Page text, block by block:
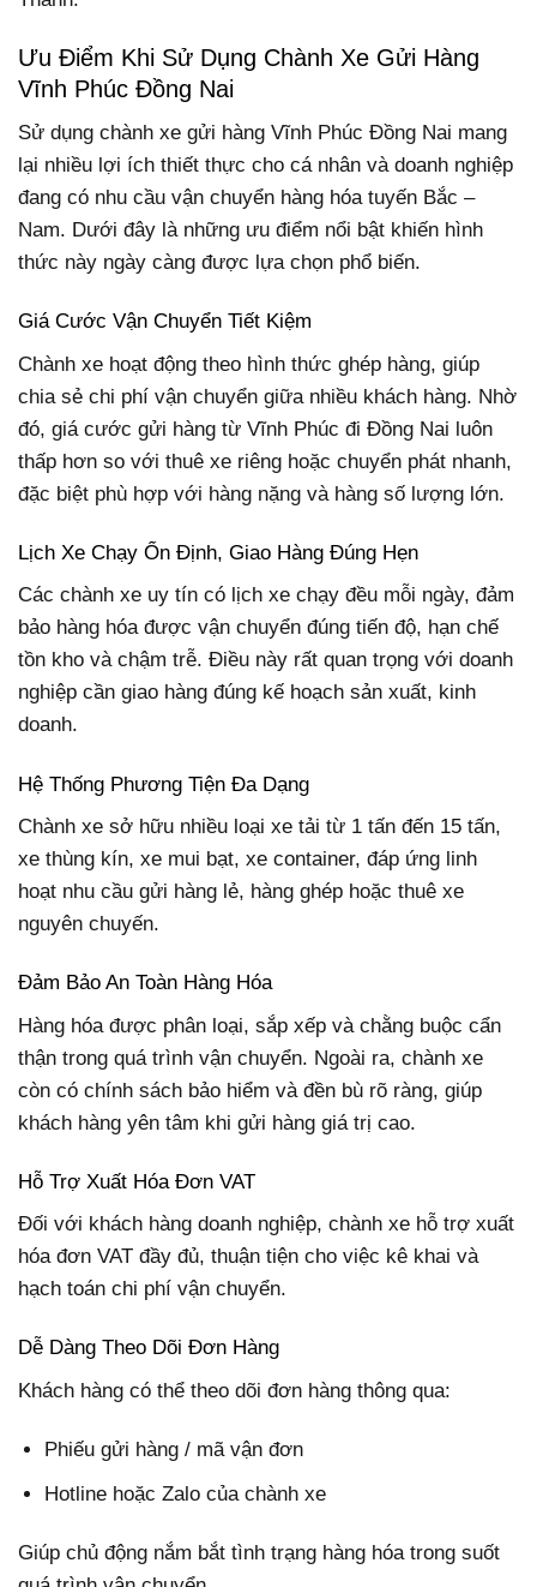
Ưu Điểm Khi Sử Dụng Chành Xe Gửi Hàng
Vĩnh Phúc Đồng Nai
Sử dụng chành xe gửi hàng Vĩnh Phúc Đồng Nai mang
lại nhiều lợi ích thiết thực cho cá nhân và doanh nghiệp
đang có nhu cầu vận chuyển hàng hóa tuyến Bắc –
Nam. Dưới đây là những ưu điểm nổi bật khiến hình
thức này ngày càng được lựa chọn phổ biến.
Giá Cước Vận Chuyển Tiết Kiệm
Chành xe hoạt động theo hình thức ghép hàng, giúp
chia sẻ chi phí vận chuyển giữa nhiều khách hàng. Nhờ
đó, giá cước gửi hàng từ Vĩnh Phúc đi Đồng Nai luôn
thấp hơn so với thuê xe riêng hoặc chuyển phát nhanh,
đặc biệt phù hợp với hàng nặng và hàng số lượng lớn.
Lịch Xe Chạy Ổn Định, Giao Hàng Đúng Hẹn
Các chành xe uy tín có lịch xe chạy đều mỗi ngày, đảm
bảo hàng hóa được vận chuyển đúng tiến độ, hạn chế
tồn kho và chậm trễ. Điều này rất quan trọng với doanh
nghiệp cần giao hàng đúng kế hoạch sản xuất, kinh
doanh.
Hệ Thống Phương Tiện Đa Dạng
Chành xe sở hữu nhiều loại xe tải từ 1 tấn đến 15 tấn,
xe thùng kín, xe mui bạt, xe container, đáp ứng linh
hoạt nhu cầu gửi hàng lẻ, hàng ghép hoặc thuê xe
nguyên chuyến.
Đảm Bảo An Toàn Hàng Hóa
Hàng hóa được phân loại, sắp xếp và chằng buộc cẩn
thận trong quá trình vận chuyển. Ngoài ra, chành xe
còn có chính sách bảo hiểm và đền bù rõ ràng, giúp
khách hàng yên tâm khi gửi hàng giá trị cao.
Hỗ Trợ Xuất Hóa Đơn VAT
Đối với khách hàng doanh nghiệp, chành xe hỗ trợ xuất
hóa đơn VAT đầy đủ, thuận tiện cho việc kê khai và
hạch toán chi phí vận chuyển.
Dễ Dàng Theo Dõi Đơn Hàng
Khách hàng có thể theo dõi đơn hàng thông qua:
Phiếu gửi hàng / mã vận đơn
Hotline hoặc Zalo của chành xe
Giúp chủ động nắm bắt tình trạng hàng hóa trong suốt